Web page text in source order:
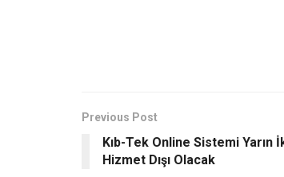
Previous Post
Kıb-Tek Online Sistemi Yarın
Hizmet Dışı Olacak